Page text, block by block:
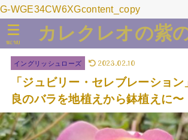
G-WGE34CW6XGcontent_copy
カレクレオの紫
MENU
イングリッシュローズ 2023.02.10
「ジュビリー・セレブレーショ
良のバラを地植えから鉢植えに〜